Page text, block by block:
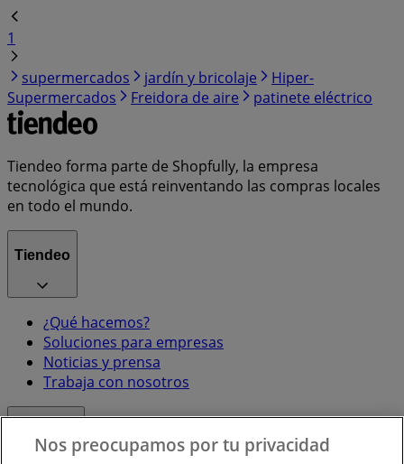
1
supermercados
jardín y bricolaje
Hiper-
Supermercados
Freidora de aire patinete eléctrico
Tiendeo forma parte de Shopfully, la empresa
tecnológica que está reinventando las compras locales
en todo el mundo.
Tiendeo
¿Qué hacemos?
Soluciones para empresas
Noticias y prensa
Trabaja con nosotros
Nos preocupamos por tu privacidad